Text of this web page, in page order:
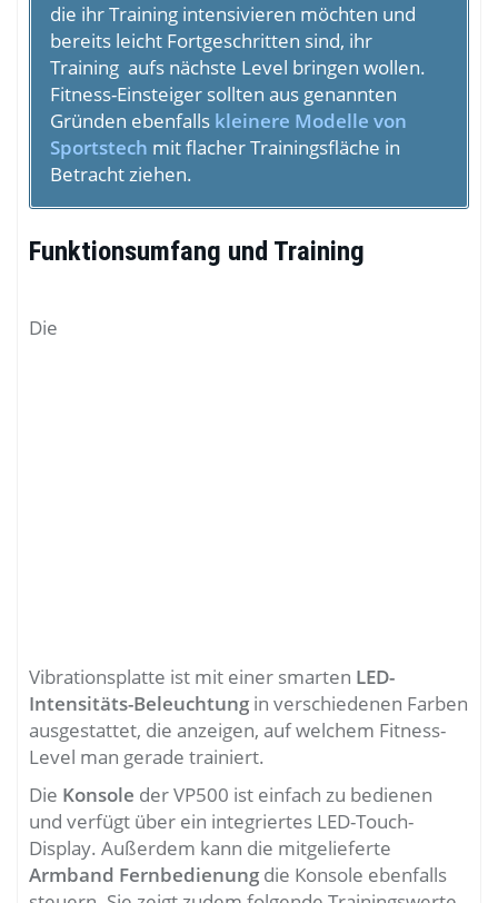
die ihr Training intensivieren möchten und
bereits leicht Fortgeschritten sind, ihr
Training aufs nächste Level bringen wollen.
Fitness-Einsteiger sollten aus genannten
Gründen ebenfalls kleinere Modelle von
Sportstech mit flacher Trainingsfläche in
Betracht ziehen.
Funktionsumfang und Training
Die
Vibrationsplatte ist mit einer smarten LED-
Intensitäts-Beleuchtung in verschiedenen Farben
ausgestattet, die anzeigen, auf welchem Fitness-
Level man gerade trainiert.
Die Konsole der VP500 ist einfach zu bedienen
und verfügt über ein integriertes LED-Touch-
Display. Außerdem kann die mitgelieferte
Armband Fernbedienung die Konsole ebenfalls